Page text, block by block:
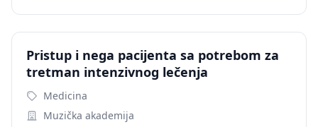
Pristup i nega pacijenta sa potrebom za
tretman intenzivnog lečenja
Medicina
Muzička akademija